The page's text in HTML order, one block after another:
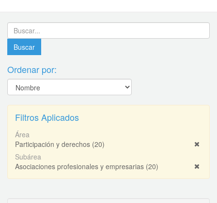
Ordenar por:
Filtros Aplicados
Área
Participación y derechos (20)
Subárea
Asociaciones profesionales y empresarias (20)